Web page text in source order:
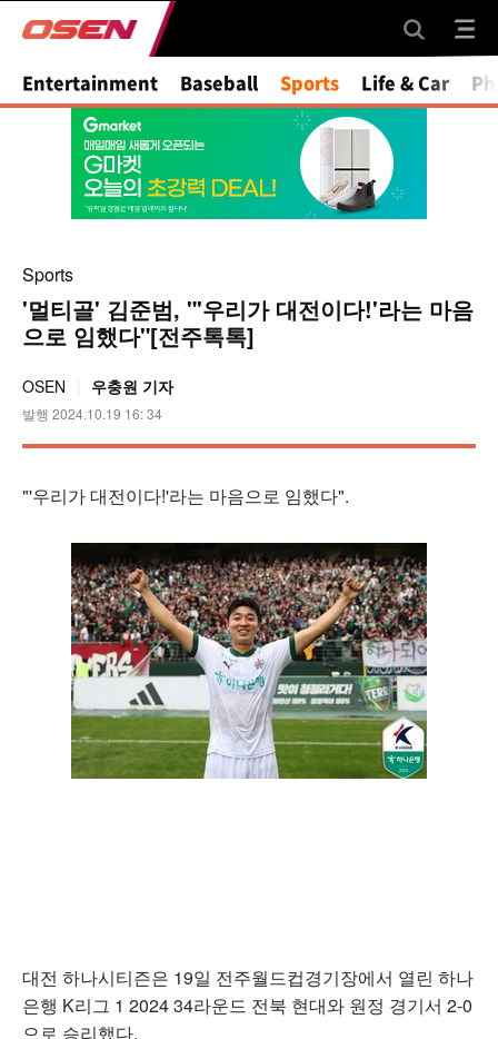
Entertainment Baseball Sports Life & Car
Sports
'멀티골' 김준범, "'우리가 대전이다!'라는 마음
으로 임했다"[전주톡톡]
OSEN 우충원 기자
발행 2024.10.19 16: 34
"'우리가 대전이다!'라는 마음으로 임했다".
대전 하나시티즌은 19일 전주월드컵경기장에서 열린 하나
은행 K리그 1 2024 34라운드 전북 현대와 원정 경기서 2-0
으로 승리했다.